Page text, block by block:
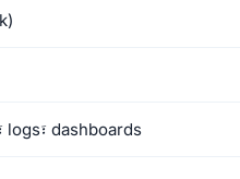
dashboards